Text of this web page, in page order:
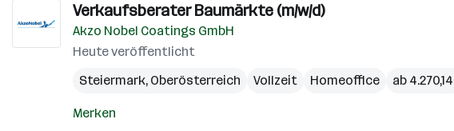
Verkaufsberater Baumärkte (m/w/d)
Akzo Nobel Coatings GmbH
Heute veröffentlicht
Steiermark, Oberösterreich Vollzeit Homeoffice ab
Merken